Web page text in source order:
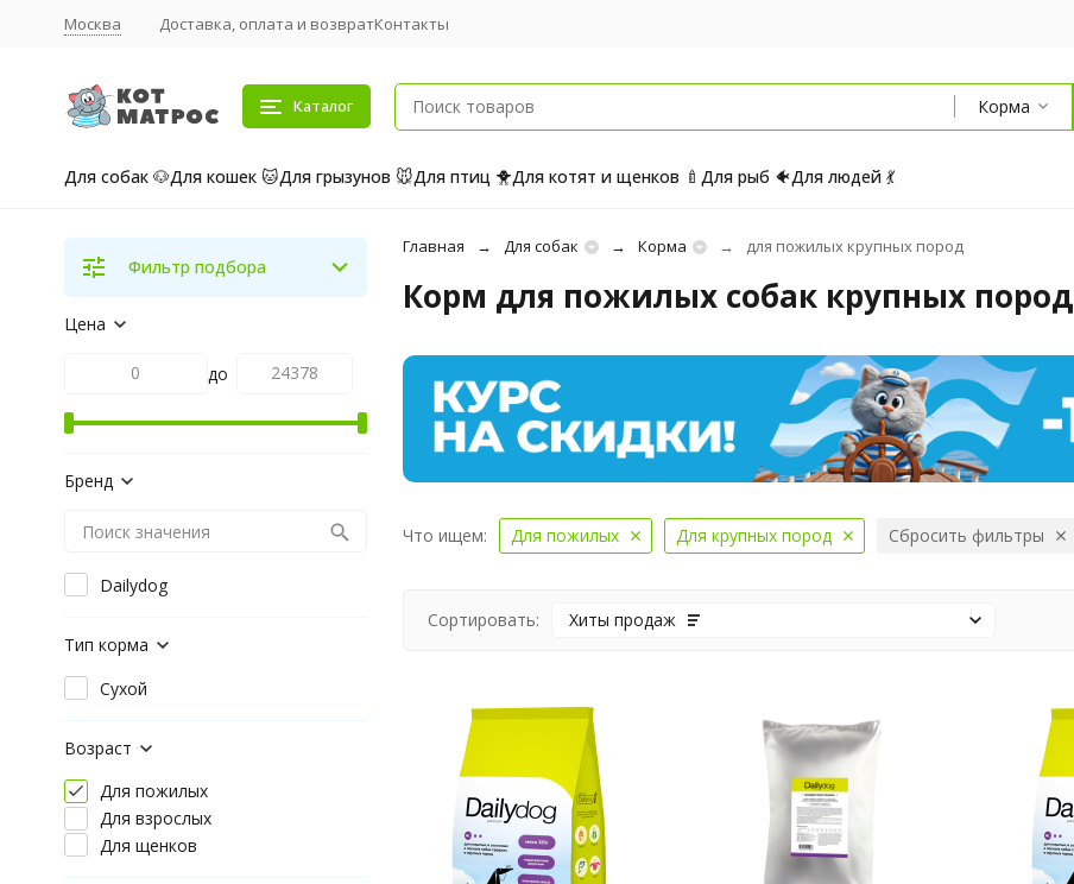
Москва Доставка, оплата и возвратКонтакты
Каталог Корма
Для собак 🐶Для кошек 🐱Для грызунов 🐭Для птиц 🐥Для котят и щенков 🍼 Для рыб 🐠Для людей 💃
Главная Для собак Корма для пожилых крупных пород
Корм для пожилых собак крупных пород
Что ищем: Для пожилых Для крупных пород Сбросить фильтры
Сортировать: Хиты продаж
Фильтр подбора
Цена
до
Бренд
Dailydog
Тип корма
Сухой
Возраст
Для взрослых
Для щенков
Для пожилых